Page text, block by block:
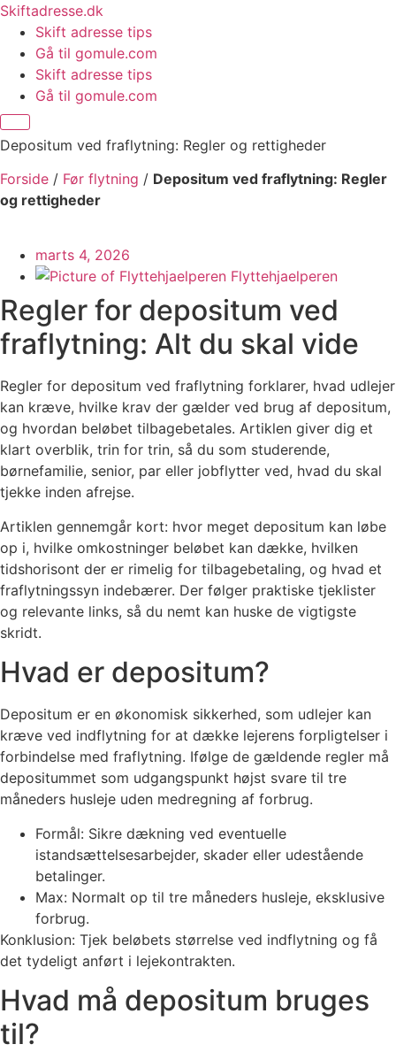
Videre
indhold
Skiftadresse.dk
Skift adresse tips
Gå til gomule.com
Skift adresse tips
Gå til gomule.com
Depositum ved fraflytning: Regler og rettigheder
Forside / Før flytning / Depositum ved fraflytning: Regler
og rettigheder
marts 4, 2026
Flyttehjaelperen
Regler for depositum ved
fraflytning: Alt du skal vide
Regler for depositum ved fraflytning forklarer, hvad udlejer
kan kræve, hvilke krav der gælder ved brug af depositum,
og hvordan beløbet tilbagebetales. Artiklen giver dig et
klart overblik, trin for trin, så du som studerende,
børnefamilie, senior, par eller jobflytter ved, hvad du skal
tjekke inden afrejse.
Artiklen gennemgår kort: hvor meget depositum kan løbe
op i, hvilke omkostninger beløbet kan dække, hvilken
tidshorisont der er rimelig for tilbagebetaling, og hvad et
fraflytningssyn indebærer. Der følger praktiske tjeklister
og relevante links, så du nemt kan huske de vigtigste
skridt.
Hvad er depositum?
Depositum er en økonomisk sikkerhed, som udlejer kan
kræve ved indflytning for at dække lejerens forpligtelser i
forbindelse med fraflytning. Ifølge de gældende regler må
depositummet som udgangspunkt højst svare til tre
måneders husleje uden medregning af forbrug.
Formål: Sikre dækning ved eventuelle
istandsættelsesarbejder, skader eller udestående
betalinger.
Max: Normalt op til tre måneders husleje, eksklusive
forbrug.
Konklusion: Tjek beløbets størrelse ved indflytning og få
det tydeligt anført i lejekontrakten.
Hvad må depositum bruges
til?